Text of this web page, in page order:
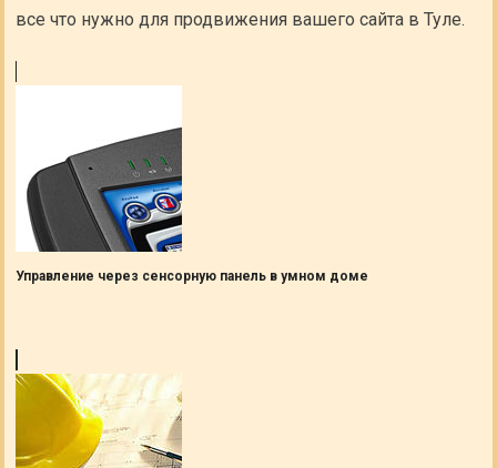
все что нужно для продвижения вашего сайта в Туле.
Управление через сенсорную панель в умном доме